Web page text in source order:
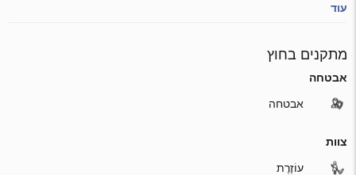
עוד
מתקנים בחוץ
אבטחה
אבטחה
צוות
עוֹזֶרֶת